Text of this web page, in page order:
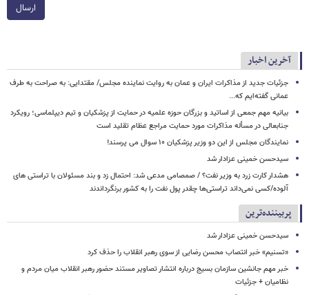
ارسال
آخرین اخبار
جزئیات جدید از مذاکرات ایران و عمان به روایت نماینده مجلس/ مقتدایی: به صراحت به طرف
عمانی گفته‌ایم که...
بیانیه مهم جمعی از اساتید و بزرگان حوزه علمیه در حمایت از پزشکیان و تیم دیپلماسی؛ رویکرد
جنابعالی در مسأله مذاکرات مورد حمایت مراجع عظام تقلید است
نمایندگان مجلس از این دو وزیر پزشکیان ۱۰ سوال می پرسند!
سیدحسن خمینی عزادار شد
هشدار کارت زرد به وزیر نفت؟ / صمصامی مدعی شد: احتمال زد و بند مسئولان با تراستی های
آلوده/کسی نمی‌داند تراستی‌ها چقدر پول نفت را به کشور برنگرداندند
پربیننده‌ترین
سیدحسن خمینی عزادار شد
«تسنیم» خبر انتصاب محسن رضایی از سوی رهبر انقلاب را حذف کرد
خبر مهم جانشین سازمان بسیج درباره انتشار تصاویر مستند حضور رهبر انقلاب میان مردم و
نظامیان + جزئیات